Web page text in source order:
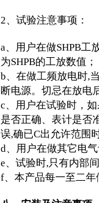
2、试验注意事项：
a、用户在做SHPB工
为SHPB的工放数值；
b、在做工频放电时,
断电源。切忌在放电
c、用户在试验时，
是否正确、表计是否
误,确已C出允许范围
d、用户在做其它电
e、试验时,只有内部
f、本产品每一至二年